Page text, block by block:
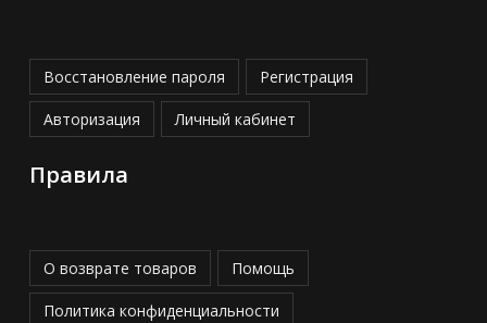
Восстановление пароля Регистрация
Авторизация Личный кабинет
Правила
О возврате товаров Помощь
Политика конфиденциальности